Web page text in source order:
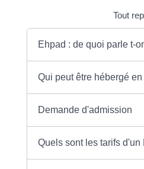
Tout
Ehpad : de quoi parle t-
Qui peut être hébergé
Demande d'admission
Quels sont les tarifs d'un